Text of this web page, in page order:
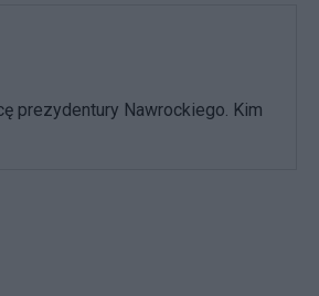
prezydentury Nawrockiego. Kim